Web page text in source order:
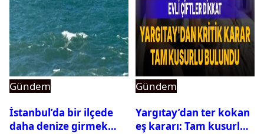
Gündem
İstanbul’da bir ilçede
daha denize girmek
Gündem
Yargıtay’dan ter kokan
eş kararı: Tam kusurlu